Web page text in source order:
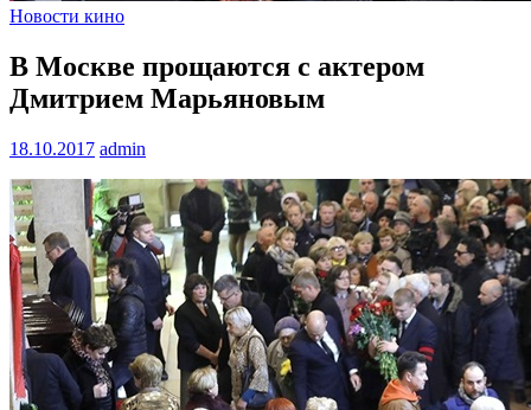
Новости кино
В Москве прощаются с актером
Дмитрием Марьяновым
18.10.2017 admin